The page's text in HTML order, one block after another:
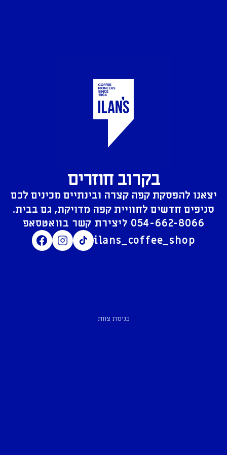
בקרוב חוזרים
יצאנו להפסקת קפה קצרה ובינתיים מכינים לכם
סניפים חדשים לחוויית קפה מדויקת, גם בבית.
054-662-8066
ilans_coffee_shop
כניסת צוות